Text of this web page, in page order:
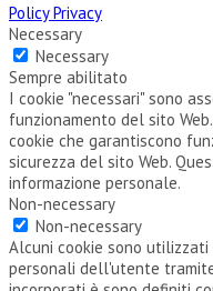
Policy Privacy
Necessary
Necessary
Sempre abilitato
I cookie "necessari" sono
funzionamento del sito
cookie che garantiscono
sicurezza del sito Web.
informazione personale.
Non-necessary
Non-necessary
Alcuni cookie sono
personali dell'utente